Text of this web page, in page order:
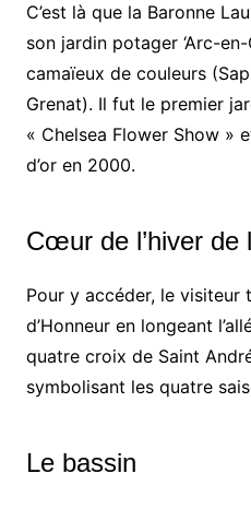
C’est là que la Baronne
son jardin potager ‘Arc-
camaïeux de couleurs
Grenat). Il fut le premier
« Chelsea Flower Show »
d’or en 2000.
Cœur de l’hiver de
Pour y accéder, le visiteur
d’Honneur en longeant
quatre croix de Saint
symbolisant les quatre
Le bassin